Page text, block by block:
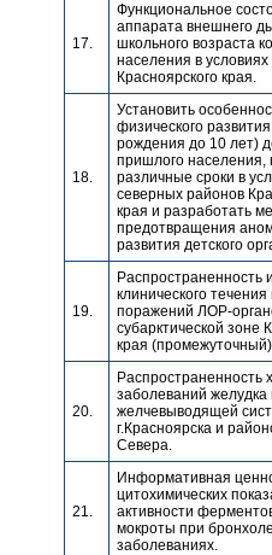
17.
Функциональное
аппарата внешнего
школьного возраста
населения в
Красноярского края.
18.
Установить
физического
рождения до 10 лет)
пришлого
различные сроки в
северных районов
края и разработать
предотвращения
развития детского
19.
Распространенность
клинического
поражений ЛОР-
субарктической зоне
края
20.
Распространенность
заболеваний желудка
желчевыводящей
г.Красноярска и
Севера.
21.
Информативная
цитохимических
активности
мокроты при
заболеваниях.